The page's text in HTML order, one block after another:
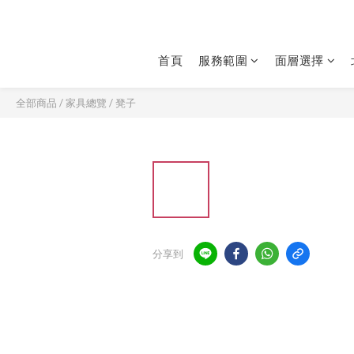
首頁 服務範圍 面層選擇
全部商品 /家具總覽 / 凳子
分享到